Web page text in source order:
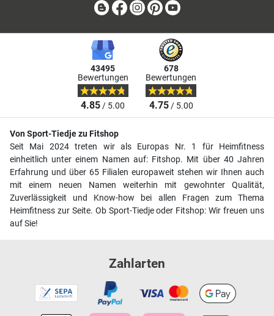
BlogFacebook
Instagram
Pinterest
43495
Bewertungen
4.85/ 5.00
678
Bewertungen
4.75/ 5.00
Von Sport-Tiedje zu Fitshop
Seit Mai 2024 treten wir als Europas Nr. 1 für Heimfitness
einheitlich unter einem Namen auf: Fitshop. Mit über 40 Jahren
Erfahrung und über 65 Filialen europaweit stehen wir Ihnen auch
mit einem neuen Namen weiterhin mit gewohnter Qualität,
Zuverlässigkeit und Know-how bei allen Fragen zum Thema
Heimfitness zur Seite. Ob Sport-Tiedje oder Fitshop: Wir freuen uns
auf Sie!
Zahlarten